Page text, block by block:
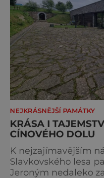
NEJKRÁSNĚJŠÍ PAMÁTKY
KRÁSA I
CÍNOVÉHO DOLU
K nejzajímavějším
Slavkovského lesa
Jeroným nedaleko